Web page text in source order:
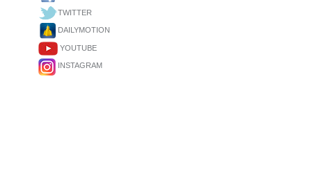
TWITTER
DAILYMOTION
YOUTUBE
INSTAGRAM